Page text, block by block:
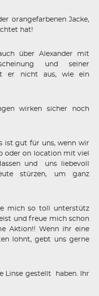
orangefarbenen Jacke,
hat!
über Alexander mit
und seiner
er nicht aus, wie ein
wirken sicher noch
ist gut für uns, wenn wir
oder on location mit viel
und
uns liebevoll
stürzen, um ganz
mich so toll unterstütz
und freue mich schon
Aktion!! Wenn ihr eine
lohnt, gebt uns gerne
Linse gestellt
haben. Ihr